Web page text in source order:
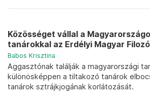
Közösséget vállal a
tanárokkal az Erdélyi Magyar
Babos Krisztina
Aggasztónak találják a magyarországi
különösképpen a tiltakozó tanárok
tanárok sztrájkjogának korlátozását.